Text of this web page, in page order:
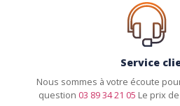
Service
Nous sommes à votre écoute
question 03 89 34 21 05 Le prix